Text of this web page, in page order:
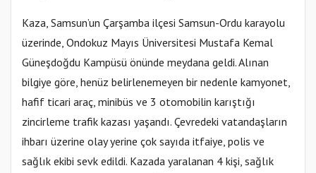
Kaza, Samsun’un Çarşamba ilçesi Samsun-Ordu karayolu
üzerinde, Ondokuz Mayıs Üniversitesi Mustafa Kemal
Güneşdoğdu Kampüsü önünde meydana geldi. Alınan
bilgiye göre, henüz belirlenemeyen bir nedenle kamyonet,
hafif ticari araç, minibüs ve 3 otomobilin karıştığı
zincirleme trafik kazası yaşandı. Çevredeki vatandaşların
ihbarı üzerine olay yerine çok sayıda itfaiye, polis ve
sağlık ekibi sevk edildi. Kazada yaralanan 4 kişi, sağlık